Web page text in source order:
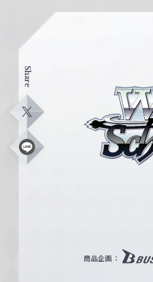
Share
X
L
ス
W
商品企画：